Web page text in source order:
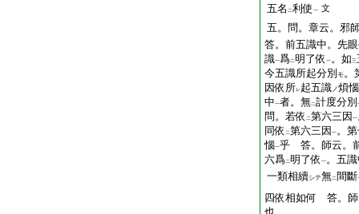
五名 二利使 一 文
五。問。章云。邪
答。前五識中。先
識一爲二明了依 一。如三
今五識所起分別 モ。
因依所レ起五識ノ煩
中一者。無二計度分別
問。若依 二第六三因 一
同依 二第六三因 一。
惱一乎 答。師云。
六爲二明了依 一。五
一類相續シテ無二 間斷
四依相如何 答。師